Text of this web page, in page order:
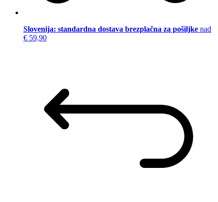
Slovenija: standardna dostava brezplačna za pošiljke nad
€ 59,90